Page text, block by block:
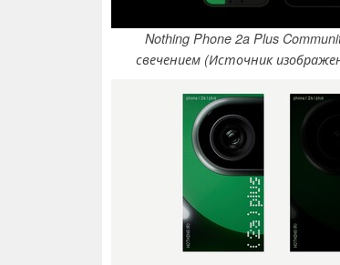
Nothing Phone 2a Plus
свечением (Источник